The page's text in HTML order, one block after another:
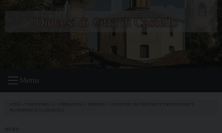
Menu
HOME
NEWS